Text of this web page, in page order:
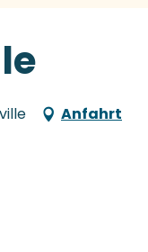
Anfahrt